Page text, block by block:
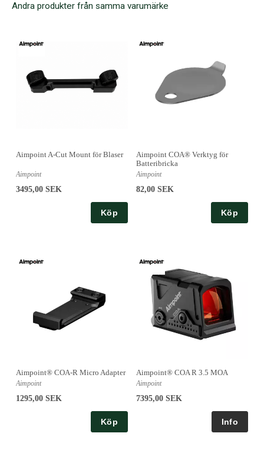
Andra produkter från samma varumärke
Aimpoint A-Cut Mount för Blaser
Aimpoint
3495,00 SEK
Köp
Aimpoint COA® Verktyg för
Batteribricka
Aimpoint
82,00 SEK
Köp
Aimpoint® COA-R Micro Adapter
Aimpoint
1295,00 SEK
Köp
Aimpoint® COA R 3.5 MOA
Aimpoint
7395,00 SEK